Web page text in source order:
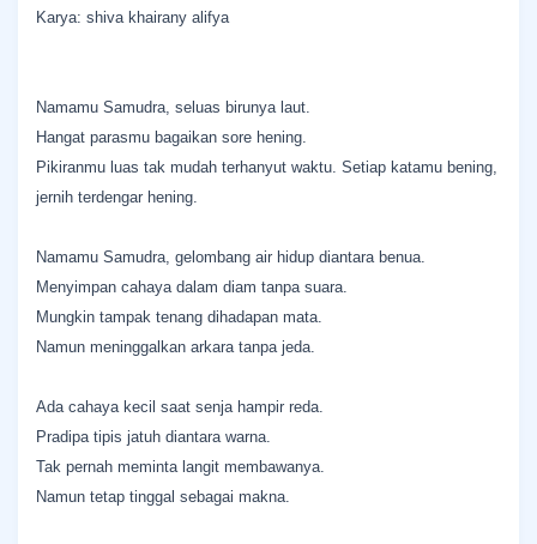
Karya: shiva khairany alifya
Namamu Samudra, seluas birunya laut.
Hangat parasmu bagaikan sore hening.
Pikiranmu luas tak mudah terhanyut waktu. Setiap katamu bening,
jernih terdengar hening.
Namamu Samudra, gelombang air hidup diantara benua.
Menyimpan cahaya dalam diam tanpa suara.
Mungkin tampak tenang dihadapan mata.
Namun meninggalkan arkara tanpa jeda.
Ada cahaya kecil saat senja hampir reda.
Pradipa tipis jatuh diantara warna.
Tak pernah meminta langit membawanya.
Namun tetap tinggal sebagai makna.